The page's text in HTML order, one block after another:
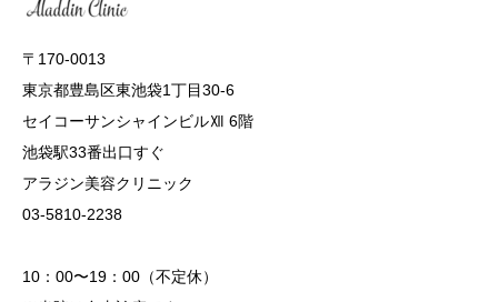
〒170-0013
東京都豊島区東池袋1丁目30-6
セイコーサンシャインビルⅫ 6階
池袋駅33番出口すぐ
アラジン美容クリニック
03-5810-2238
10：00〜19：00（不定休）